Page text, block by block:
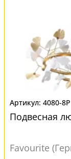
4080-8P
Подвесная
Favourite